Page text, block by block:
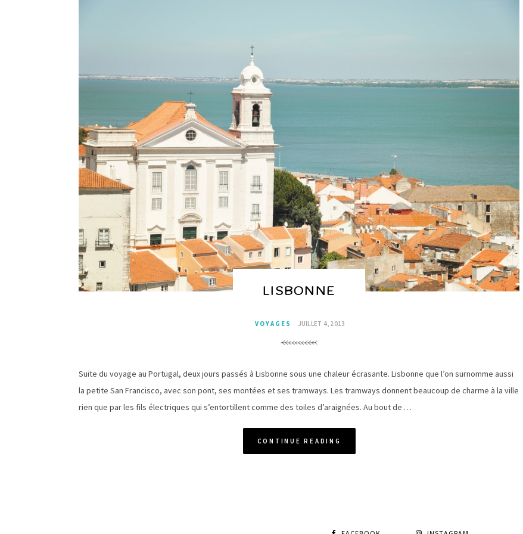
LISBONNE
VOYAGES JUILLET 4, 2013
Suite du voyage au Portugal, deux jours passés à Lisbonne sous une chaleur écrasante. Lisbonne que l’on surnomme aussi
la petite San Francisco, avec son pont, ses montées et ses tramways. Les tramways donnent beaucoup de charme à la ville
rien que par les fils électriques qui s’entortillent comme des toiles d’araignées. Au bout de …
CONTINUE READING